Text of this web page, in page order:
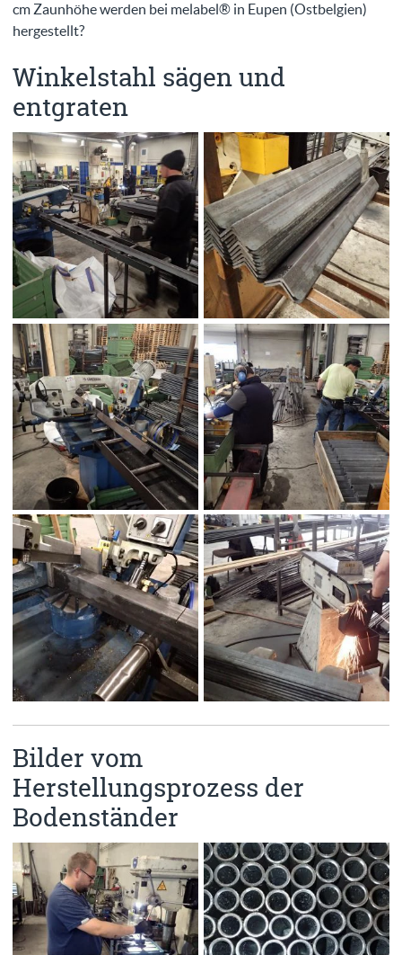
cm Zaunhöhe werden bei melabel® in Eupen (Ostbelgien)
hergestellt?
Winkelstahl sägen und
entgraten
Bilder vom
Herstellungsprozess der
Bodenständer